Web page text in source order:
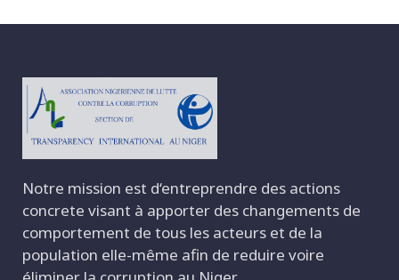
Notre mission est d‘entreprendre des actions
concrete visant à apporter des changements de
comportement de tous les acteurs et de la
population elle-même afin de reduire voire